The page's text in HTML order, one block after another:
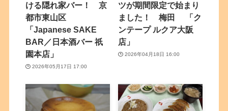
ける隠れ家バー！ 京
都市東山区
「Japanese SAKE
BAR／日本酒バー 祇
園本店」
2026年05月17日 17:00
ツが期間限定で始まり
ました！ 梅田 「ク
ンテープ ルクア大阪
店」
2026年04月18日 16:00